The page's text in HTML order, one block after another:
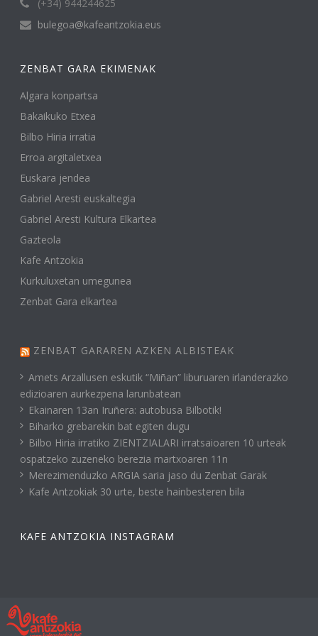
(+34) 944244625
bulegoa@kafeantzokia.eus
ZENBAT GARA EKIMENAK
Algara konpartsa
Bakaikuko Etxea
Bilbo Hiria irratia
Erroa argitaletxea
Euskara jendea
Gabriel Aresti euskaltegia
Gabriel Aresti Kultura Elkartea
Gazteola
Kafe Antzokia
Kurkuluxetan umegunea
Zenbat Gara elkartea
ZENBAT GARAREN AZKEN ALBISTEAK
Amets Arzallusen eskutik “Miñan” liburuaren irlanderazko
edizioaren aurkezpena larunbatean
Ekainaren 13an Iruñera: autobusa Bilbotik!
Biharko grebarekin bat egiten dugu
Bilbo Hiria irratiko ZIENTZIALARI irratsaioaren 10 urteak
ospatzeko zuzeneko berezia martxoaren 11n
Merezimenduzko ARGIA saria jaso du Zenbat Garak
Kafe Antzokiak 30 urte, beste hainbesteren bila
KAFE ANTZOKIA INSTAGRAM